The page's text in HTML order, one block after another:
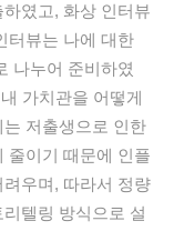
였고, 화상 인터뷰
터뷰는 나에 대한
나누어 준비하였
가치관을 어떻게
는 저출생으로 인한
줄이기 때문에 인플
우며, 따라서 정량
텔링 방식으로 설